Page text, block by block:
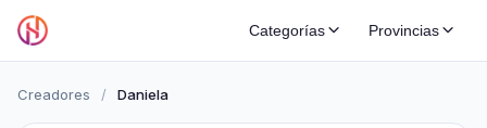
Categorías Provincias
Creadores / Daniela